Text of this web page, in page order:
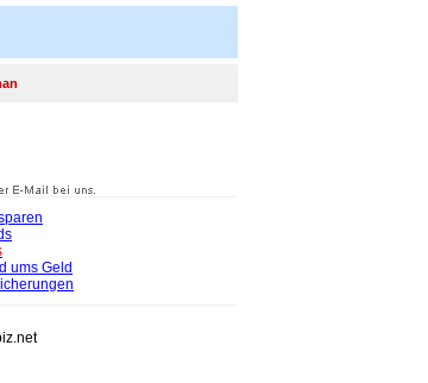
ums Geld